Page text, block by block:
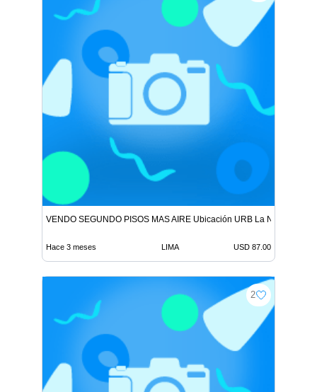
VENDO SEGUNDO PISOS MAS AIRE Ubicación URB La NORIA
Hace 3 meses LIMA USD 87.00
2